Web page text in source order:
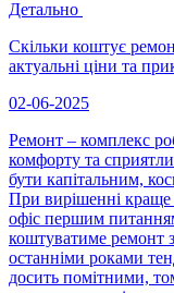
Детально
Скільки коштує
актуальні ціни та
02-06-2025
Ремонт – комплекс
комфорту та
бути капітальним,
При вирішенні краще
офіс першим
коштуватиме ремонт
останніми роками
досить помітними,